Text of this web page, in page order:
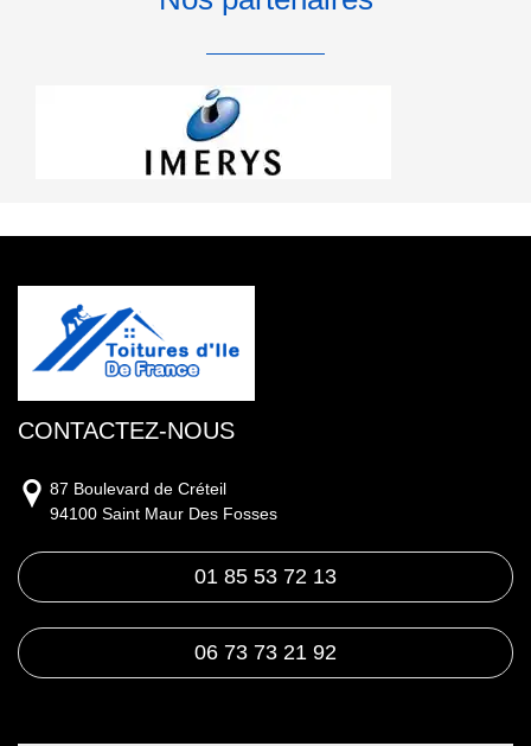
CONTACTEZ-NOUS
87 Boulevard de Créteil
94100 Saint Maur Des Fosses
01 85 53 72 13
06 73 73 21 92